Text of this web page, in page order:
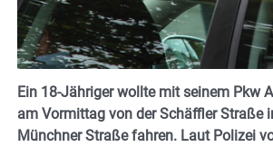
Ein 18-Jähriger wollte mit seinem Pkw
am Vormittag von der Schäffler Straße
Münchner Straße fahren. Laut Polizei